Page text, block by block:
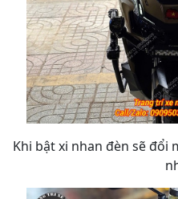
Khi bật xi nhan đèn sẽ đổi